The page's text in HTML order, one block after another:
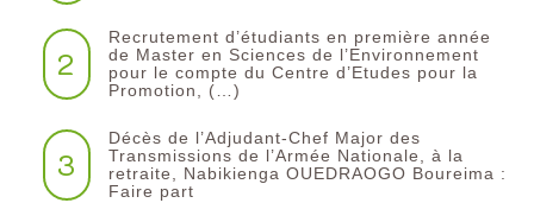
2
Recrutement d’étudiants en première année
de Master en Sciences de l’Environnement
pour le compte du Centre d’Etudes pour la
Promotion, (…)
3
Décès de l’Adjudant-Chef Major des
Transmissions de l’Armée Nationale, à la
retraite, Nabikienga OUEDRAOGO Boureima :
Faire part